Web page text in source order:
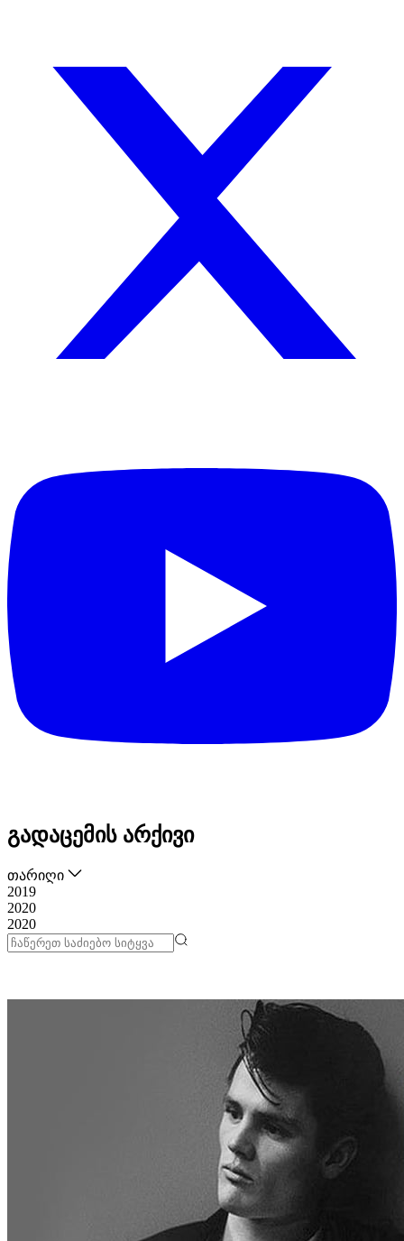
გადაცემის არქივი
თარიღი
2019
2020
2020